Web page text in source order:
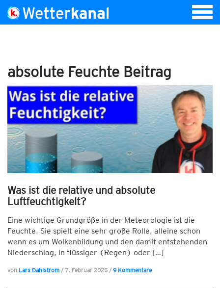
absolute Feuchte Beitrag
Was ist die relative und absolute
Luftfeuchtigkeit?
Eine wichtige Grundgröße in der Meteorologie ist die
Feuchte. Sie spielt eine sehr große Rolle, alleine schon
wenn es um Wolkenbildung und den damit entstehenden
Niederschlag, in flüssiger (Regen) oder […]
von Lars Dahlstrom / 7. Februar 2025 / 9 Kommentare